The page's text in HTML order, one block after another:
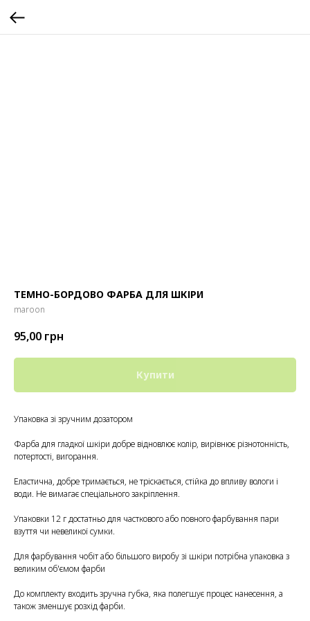
ТЕМНО-БОРДОВО ФАРБА ДЛЯ ШКІРИ
maroon
95,00 грн
Купити
Упаковка зі зручним дозатором
Фарба для гладкої шкіри добре відновлює колір, вирівнює різнотонність,
потертості, вигорання.
Еластична, добре тримається, не тріскається, стійка до впливу вологи і
води. Не вимагає спеціального закріплення.
Упаковки 12 г достатньо для часткового або повного фарбування пари
взуття чи невеликої сумки.
Для фарбування чобіт або більшого виробу зі шкіри потрібна упаковка з
великим об'ємом фарби
До комплекту входить зручна губка, яка полегшує процес нанесення, а
також зменшує розхід фарби.